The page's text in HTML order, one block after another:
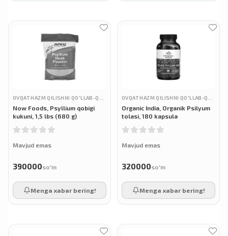
Now Foods, Psyllium qobigi
kukuni, 1,5 lbs (680 g)
Mavjud emas
390000so'm
Menga xabar bering!
Organic India, Organik Psilyum
tolasi, 180 kapsula
Mavjud emas
320000so'm
Menga xabar bering!